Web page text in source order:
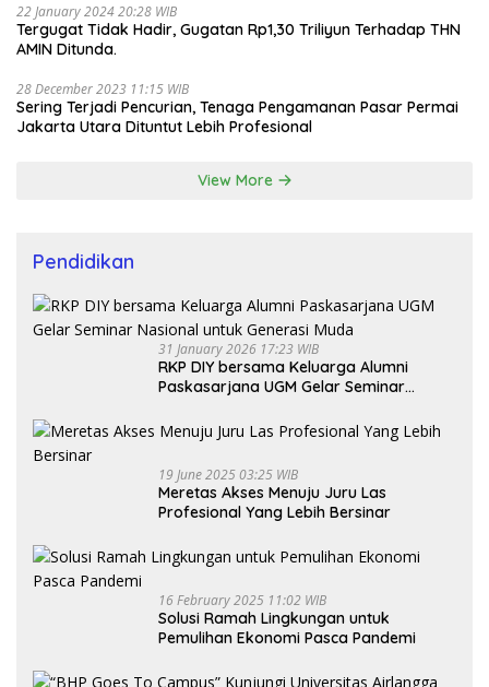
22 January 2024 20:28 WIB
Tergugat Tidak Hadir, Gugatan Rp1,30 Triliyun Terhadap THN
AMIN Ditunda.
28 December 2023 11:15 WIB
Sering Terjadi Pencurian, Tenaga Pengamanan Pasar Permai
Jakarta Utara Dituntut Lebih Profesional
View More
Pendidikan
31 January 2026 17:23 WIB
RKP DIY bersama Keluarga Alumni
Paskasarjana UGM Gelar Seminar
19 June 2025 03:25 WIB
Meretas Akses Menuju Juru Las
Profesional Yang Lebih Bersinar
16 February 2025 11:02 WIB
Solusi Ramah Lingkungan untuk
Pemulihan Ekonomi Pasca Pandemi